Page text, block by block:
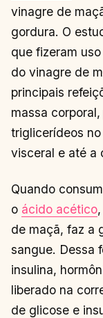
vinagre de
gordura. O
que fizeram
do vinagre de
principais
massa
triglicerídeos
visceral e até a
Quando
o ácido acético
de maçã, faz a
sangue. Dessa
insulina,
liberado na
de glicose e